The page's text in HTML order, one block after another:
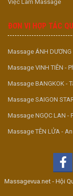
Việc Làm Massage
ĐƠN VỊ HỢP TÁC
Massage ÁNH DƯƠNG
Massage VINH TIÊN -
Massage BANGKOK -
Massage SAIGON
Massage NGỌC LAN -
Massage TÊN LỬA -
Massagevua.net - Hội